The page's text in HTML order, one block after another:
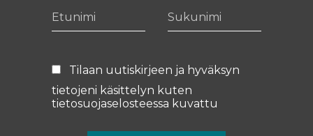
Tilaan uutiskirjeen ja hyväksyn
tietojeni käsittelyn kuten
tietosuojaselosteessa kuvattu